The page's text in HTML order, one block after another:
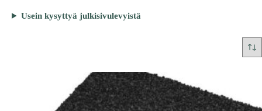
Usein kysyttyä julkisivulevyistä